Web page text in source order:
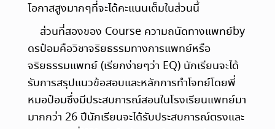
โอกาสสูงมากๆที่จะได้คะแนนเต็มในส่วนนี้
ส่วนที่สองของ Course ความถนัดทางแพทย์by
ดรป๋อมคือวิชาจริยธรรมทางการแพทย์หรือ
จริยธรรมแพทย์ (เรียกง่ายๆว่า EQ) นักเรียนจะได้
รับการสรุปแนวข้อสอบและหลักการทำโจทย์โดยพี่
หมอป๋อมซึ่งมีประสบการณ์สอนในโรงเรียนแพทย์มา
มากกว่า 26 ปีนักเรียนจะได้รับประสบการณ์ตรงและ